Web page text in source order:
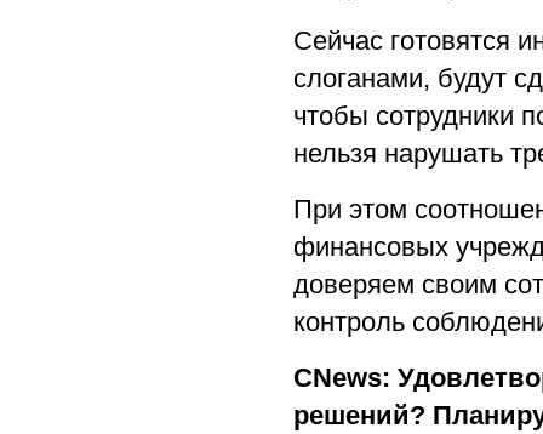
Сейчас готовятся
слоганами, будут
чтобы сотрудники
нельзя нарушать
При этом
финансовых
доверяем своим
контроль
CNews:
решений?